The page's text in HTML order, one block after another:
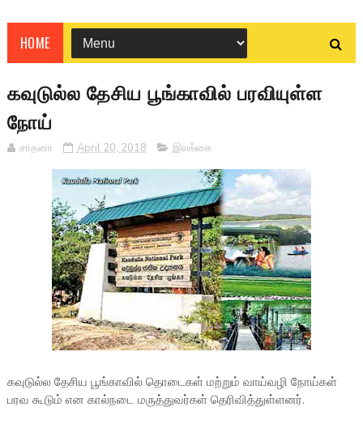
HOME
கவுடுல்ல தேசிய பூங்காவில் பரவியுள்ள
நோய்
சாதனா April 20, 2018 இலங்கை
கவுடுல்ல தேசிய பூங்காவில் தொடைகள் மற்றும் வாய்வழி நோய்கள்
பரவ கூடும் என கால்நடை மருத்துவர்கள் தெரிவித்துள்ளனர்.